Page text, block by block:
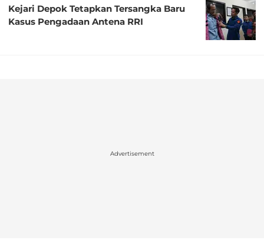
Kejari Depok Tetapkan Tersangka Baru
Kasus Pengadaan Antena RRI
Advertisement